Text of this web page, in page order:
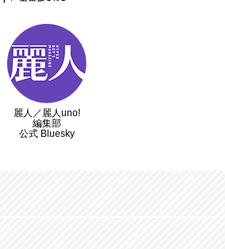
麗人／麗人uno!
編集部
公式 Bluesky